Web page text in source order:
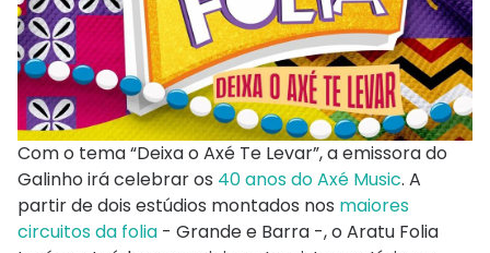
Com o tema “Deixa o Axé Te Levar”, a emissora do
Galinho irá celebrar os 40 anos do Axé Music. A
partir de dois estúdios montados nos maiores
circuitos da folia - Grande e Barra -, o Aratu Folia